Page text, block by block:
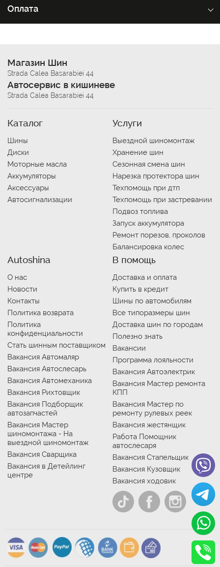
Оплата
Магазин Шин
Strada Calea Basarabiei 44
Автосервис в кишиневе
Strada Calea Basarabiei 44
Каталог
Шины
Диски
Моторные масла
Аккумуляторы
Аксессуары
Автосигнализации
Услуги
Выездной шиномонтаж
Хранение шин
Сезонная смена шин
Нарезка протектора шин
Техпомощь при дтп
Техпомощь при застревании
Подвоз топлива
Запуск аккумулятора
Ремонт порезов, проколов
Балансировка колес
Autoshina
О нас
Новости
Контакты
Политика возврата
Политика
конфиденциальности
Стать шинным поставщиком
Вакансия Автомаляр
Вакансия Автослесарь
Вакансия Автомеханика
Вакансия Рихтовщик
Вакансия Подборщик
автозапчастей
Вакансия Мастер
шиномонтажа - На
выездной шиномонтаж
Вакансия Сварщика
Вакансия в Детейлинг
центре
В помощь
Доставка и оплата
Купить в кредит
Шины по автомобилям
Все типоразмеры шин
Доставка шин по городам
Полезно знать
Вакансии
Программа лояльности
Вакансия Автоэлектрик
Вакансия Мастер ремонта
КПП
Вакансия Мастер по
ремонту рулевых реек
Вакансия жестянщик
Работа Помощник
автослесаря
Вакансия Стапельщик
Вакансия Кузовщик
Вакансия ходовик